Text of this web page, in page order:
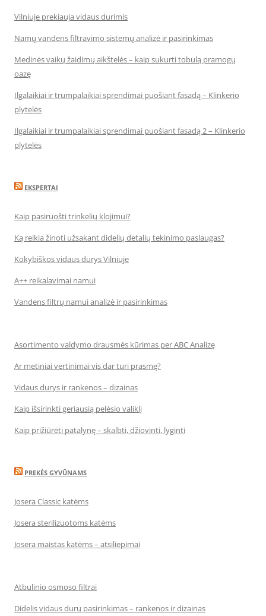
Vilniuje prekiauja vidaus durimis
Namų vandens filtravimo sistemų analizė ir pasirinkimas
Medinės vaikų žaidimų aikštelės – kaip sukurti tobulą pramogų
oazę
Ilgalaikiai ir trumpalaikiai sprendimai puošiant fasadą – Klinkerio
plytelės
Ilgalaikiai ir trumpalaikiai sprendimai puošiant fasadą 2 – Klinkerio
plytelės
EKSPERTAI
Kaip pasiruošti trinkelių klojimui?
Ką reikia žinoti užsakant didelių detalių tekinimo paslaugas?
Kokybiškos vidaus durys Vilniuje
A++ reikalavimai namui
Vandens filtrų namui analizė ir pasirinkimas
Asortimento valdymo drausmės kūrimas per ABC Analizę
Ar metiniai vertinimai vis dar turi prasmę?
Vidaus durys ir rankenos – dizainas
Kaip išsirinkti geriausią pelėsio valiklį
Kaip prižiūrėti patalynę – skalbti, džiovinti, lyginti
PREKĖS GYVŪNAMS
Josera Classic katėms
Josera sterilizuotoms katėms
Josera maistas katėms – atsiliepimai
Atbulinio osmoso filtrai
Didelis vidaus durų pasirinkimas – rankenos ir dizainas